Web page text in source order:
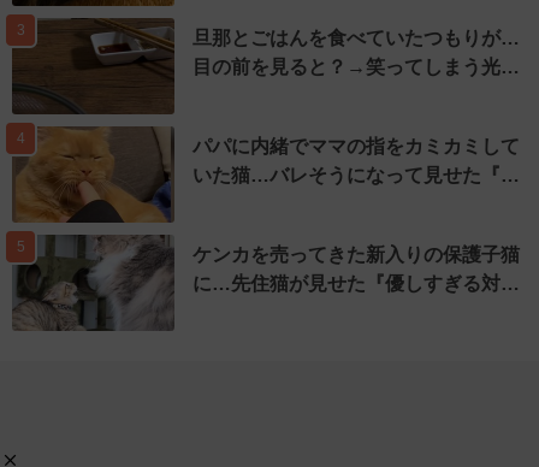
3
旦那とごはんを食べていたつもりが…
目の前を見ると？→笑ってしまう光…
4
パパに内緒でママの指をカミカミして
いた猫…バレそうになって見せた『…
5
ケンカを売ってきた新入りの保護子猫
に…先住猫が見せた『優しすぎる対…